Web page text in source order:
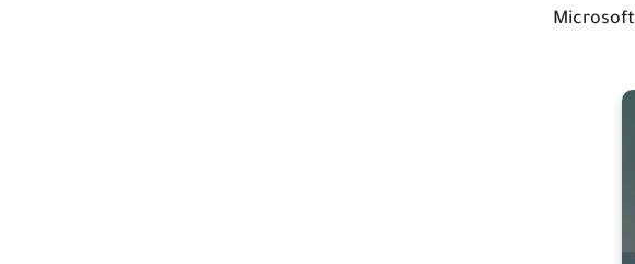
يمكنك أيضا تكوين كيف ستبدو علامات التبويب الجديدة و / أو تسجل الدخول إلى حساب Microsoft